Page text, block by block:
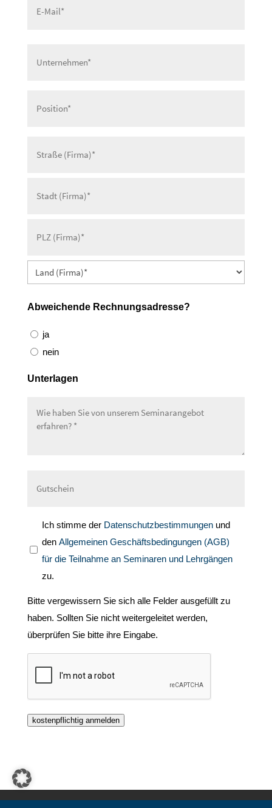
Abweichende Rechnungsadresse?
ja
nein
Unterlagen
Ich stimme der Datenschutzbestimmungenund
den Allgemeinen Geschäftsbedingungen (AGB)
für die Teilnahme an Seminaren und Lehrgängen
zu.
Bitte vergewissern Sie sich alle Felder ausgefüllt zu
haben. Sollten Sie nicht weitergeleitet werden,
überprüfen Sie bitte ihre Eingabe.
kostenpflichtig anmelden